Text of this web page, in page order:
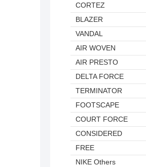
CORTEZ
BLAZER
VANDAL
AIR WOVEN
AIR PRESTO
DELTA FORCE
TERMINATOR
FOOTSCAPE
COURT FORCE
CONSIDERED
FREE
NIKE Others